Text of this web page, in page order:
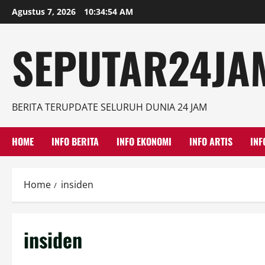
Skip
to
Agustus 7, 2026 10:34:55 AM
BERITA TERUPDATE SELURUH DUNIA 24 JAM
HOME INFO BERITA INFO EKONOMI INFO ARTIS
Home insiden
insiden